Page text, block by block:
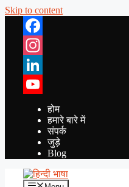
Skip to content
Facebook
Instagram
LinkedIn
YouTube
होम
हमारे बारे में
संपर्क
जुड़े
Blog